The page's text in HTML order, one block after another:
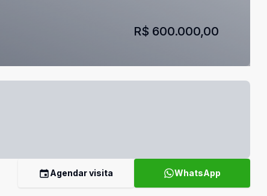
R$ 600.000,00
Agendar visita WhatsApp